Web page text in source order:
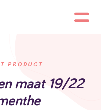
PRODUCT
maat 19/22